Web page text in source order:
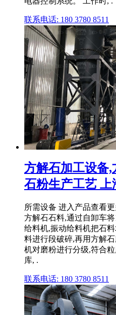
联系电话: 180 3780 8511
方解石加工设备
石粉生产工艺 上
所需设备 进入产品查看
方解石石料,通过自卸车
给料机,振动给料机把石
料进行段破碎,再用方解
机对磨粉进行分级,符合
库, .
联系电话: 180 3780 8511